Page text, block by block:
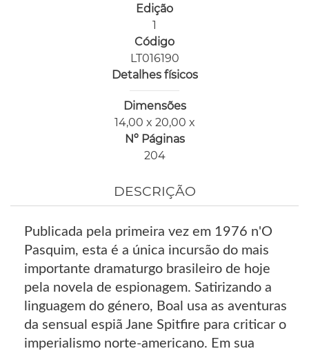
Edição
1
Código
LT016190
Detalhes físicos
Dimensões
14,00 x 20,00 x
Nº Páginas
204
DESCRIÇÃO
Publicada pela primeira vez em 1976 n'O
Pasquim, esta é a única incursão do mais
importante dramaturgo brasileiro de hoje
pela novela de espionagem. Satirizando a
linguagem do género, Boal usa as aventuras
da sensual espiã Jane Spitfire para criticar o
imperialismo norte-americano. Em sua